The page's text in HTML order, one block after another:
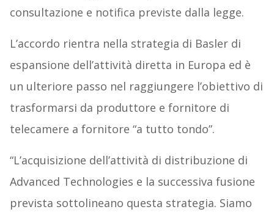
consultazione e notifica previste dalla legge.
L’accordo rientra nella strategia di Basler di
espansione dell’attività diretta in Europa ed è
un ulteriore passo nel raggiungere l’obiettivo di
trasformarsi da produttore e fornitore di
telecamere a fornitore “a tutto tondo”.
“L’acquisizione dell’attività di distribuzione di
Advanced Technologies e la successiva fusione
prevista sottolineano questa strategia. Siamo